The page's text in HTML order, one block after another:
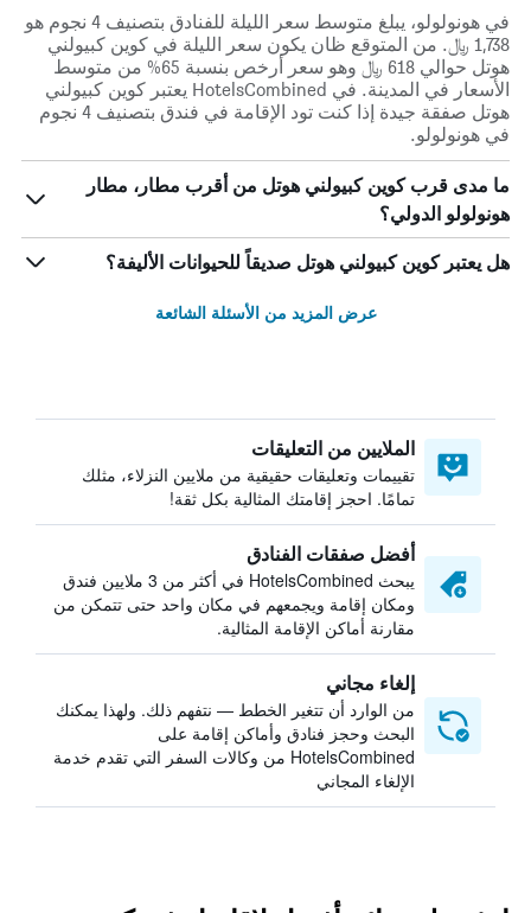
في هونولولو، يبلغ متوسط ​​سعر الليلة للفنادق بتصنيف 4 نجوم هو
1,738 ﷼. من المتوقع ظان يكون سعر الليلة في كوين كبيولني
هوتل حوالي 618 ﷼ وهو سعر أرخص بنسبة 65% من متوسط
الأسعار في المدينة. في HotelsCombined يعتبر كوين كبيولني
هوتل صفقة جيدة إذا كنت تود الإقامة في فندق بتصنيف 4 نجوم
في هونولولو.
ما مدى قرب كوين كبيولني هوتل من أقرب مطار، مطار
هونولولو الدولي؟
هل يعتبر كوين كبيولني هوتل صديقاً للحيوانات الأليفة؟
عرض المزيد من الأسئلة الشائعة
الملايين من التعليقات
تقييمات وتعليقات حقيقية من ملايين النزلاء، مثلك
تمامًا. احجز إقامتك المثالية بكل ثقة!
أفضل صفقات الفنادق
يبحث HotelsCombined في أكثر من 3 ملايين فندق
ومكان إقامة ويجمعهم في مكان واحد حتى تتمكن من
مقارنة أماكن الإقامة المثالية.
إلغاء مجاني
من الوارد أن تتغير الخطط — نتفهم ذلك. ولهذا يمكنك
البحث وحجز فنادق وأماكن إقامة على
HotelsCombined من وكالات السفر التي تقدم خدمة
الإلغاء المجاني